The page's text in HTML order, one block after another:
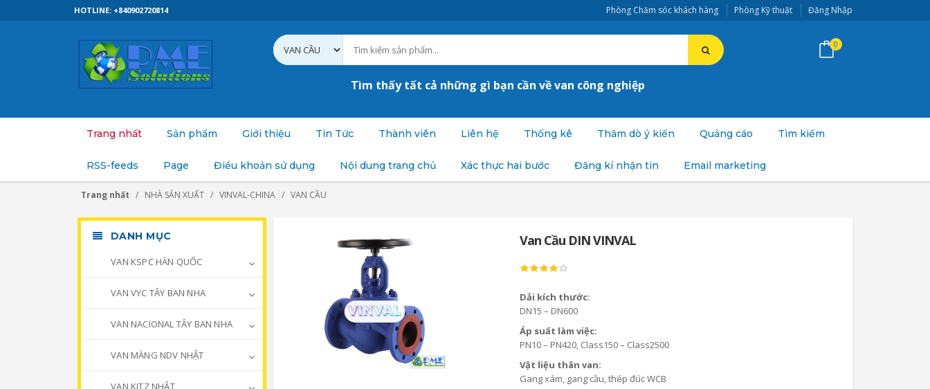
Phòng Chăm sóc khách hàng Phòng Kỹ thuật Đăng Nhập
HOTLINE: +840902720814
Tìm thấy tất cả những gì bạn cần về van công nghiệp
0
Trang nhất Sản phẩm Giới thiệu Tin Tức Thành viên Liên hệ Thống kê Thăm dò ý kiến Quảng cáo Tìm kiếm
RSS-feeds Page Điều khoản sử dụng Nội dung trang chủ Xác thực hai bước Đăng kí nhận tin Email marketing
Trang nhất NHÀ SẢN XUẤT VINVAL-CHINA VAN CẦU
Van Cầu DIN VINVAL
Dải kích thước:
DN15 – DN600
Áp suất làm việc:
PN10 – PN420, Class150 – Class2500
Vật liệu thân van:
Gang xám, gang cầu, thép đúc WCB
DANH MỤC
VAN KSPC HÀN QUỐC
VAN VYC TÂY BAN NHA
VAN NACIONAL TÂY BAN NHA
VAN MÀNG NDV NHẬT
VAN KITZ NHẬT